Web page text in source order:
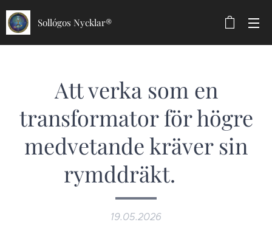
Sollógos Nycklar®
​Att verka som en
transformator för högre
medvetande kräver sin
rymddräkt. 🪐
19.05.2026